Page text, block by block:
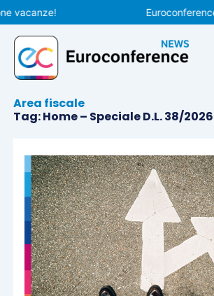
Vai
al
contenuto
Euroconference
Area fiscale
Tag: Home – Speciale D.L. 38/2026